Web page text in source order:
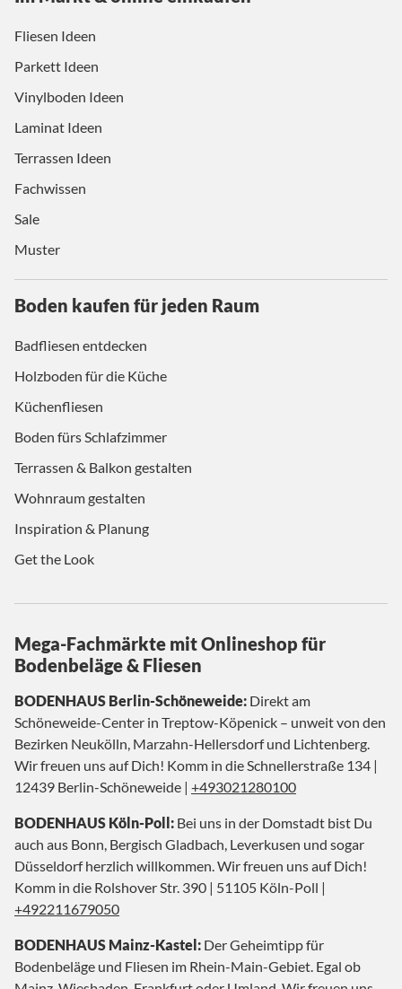
Fliesen Ideen
Parkett Ideen
Vinylboden Ideen
Laminat Ideen
Terrassen Ideen
Fachwissen
Sale
Muster
Boden kaufen für jeden Raum
Badfliesen entdecken
Holzboden für die Küche
Küchenfliesen
Boden fürs Schlafzimmer
Terrassen & Balkon gestalten
Wohnraum gestalten
Inspiration & Planung
Get the Look
Mega-Fachmärkte mit Onlineshop für
Bodenbeläge & Fliesen
BODENHAUS Berlin-Schöneweide: Direkt am
Schöneweide-Center in Treptow-Köpenick – unweit von den
Bezirken Neukölln, Marzahn-Hellersdorf und Lichtenberg.
Wir freuen uns auf Dich! Komm in die Schnellerstraße 134 |
12439 Berlin-Schöneweide | +493021280100
BODENHAUS Köln-Poll: Bei uns in der Domstadt bist Du
auch aus Bonn, Bergisch Gladbach, Leverkusen und sogar
Düsseldorf herzlich willkommen. Wir freuen uns auf Dich!
Komm in die Rolshover Str. 390 | 51105 Köln-Poll |
+492211679050
BODENHAUS Mainz-Kastel: Der Geheimtipp für
Bodenbeläge und Fliesen im Rhein-Main-Gebiet. Egal ob